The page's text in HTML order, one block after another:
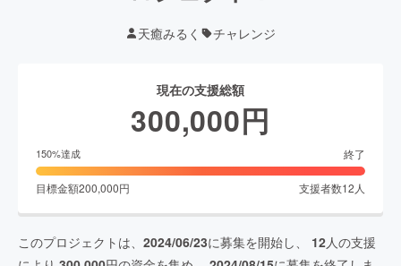
天癒みるく チャレンジ
現在の支援総額
300,000円
150%達成 終了
目標金額200,000円 支援者数12 人
このプロジェクトは、 2024/06/23に募集を開始し、 12人の支援